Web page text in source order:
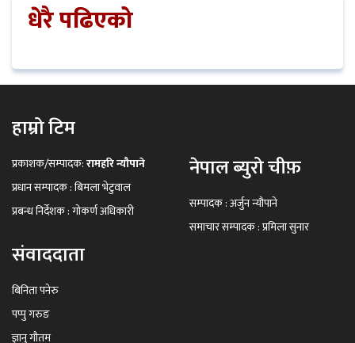
धेरै पढिएको
हाम्रो टिम
प्रकाशक/सम्पादक:रामहरि न्यौपाने
प्रधान सम्पादक : बिमला भेटुवाल
प्रबन्ध निर्देशक : गोकर्ण अधिकारी
नेपाल ब्युरो चीफ़
सम्पादक : अर्जुन न्यौपाने
समाचार सम्पादक : प्रमिला सुनार
संवाददाता
बिनिता पनेरु
पप्पु गरुङ
ज्ञानु गौतम